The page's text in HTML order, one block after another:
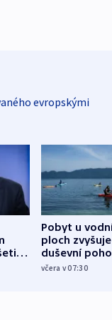
evropskými
Pobyt u
ploch zvyšuje
duševní
ukázala
včera v 07:30